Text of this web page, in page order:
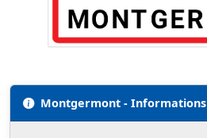
Montgermont - Informations